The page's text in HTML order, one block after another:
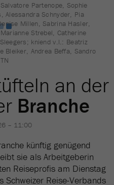
Partenope, Sophie
Alessandra Schnyder, Pia
Millen, Sabrina Hasler,
Strebel, Catherine
kniend v.l.: Beatriz
Bleiker, Andrea Beffa, Sandro
an der
Branche
– 11:00
künftig genügend
sie als Arbeitgeberin
Reiseprofis am Dienstag
Schweizer Reise-Verbands